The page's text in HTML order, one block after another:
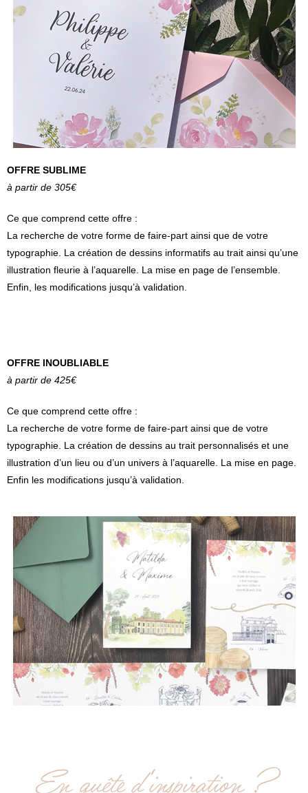
OFFRE SUBLIME
à partir de 305€
Ce que comprend cette offre :
La recherche de votre forme de faire-part ainsi que de votre
typographie. La création de dessins informatifs au trait ainsi qu’une
illustration fleurie à l’aquarelle. La mise en page de l’ensemble.
Enfin, les modifications jusqu’à validation.
OFFRE INOUBLIABLE
à partir de 425€
Ce que comprend cette offre :
La recherche de votre forme de faire-part ainsi que de votre
typographie. La création de dessins au trait personnalisés et une
illustration d’un lieu ou d’un univers à l’aquarelle. La mise en page.
Enfin les modifications jusqu’à validation.